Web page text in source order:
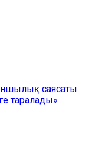
саясаты
таралады»